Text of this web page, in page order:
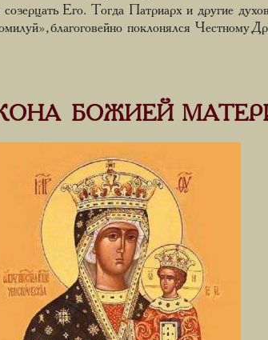
созерцать Его. Тогда Патриарх и другие
благоговейно поклонялся Честному
БОЖИЕЙ